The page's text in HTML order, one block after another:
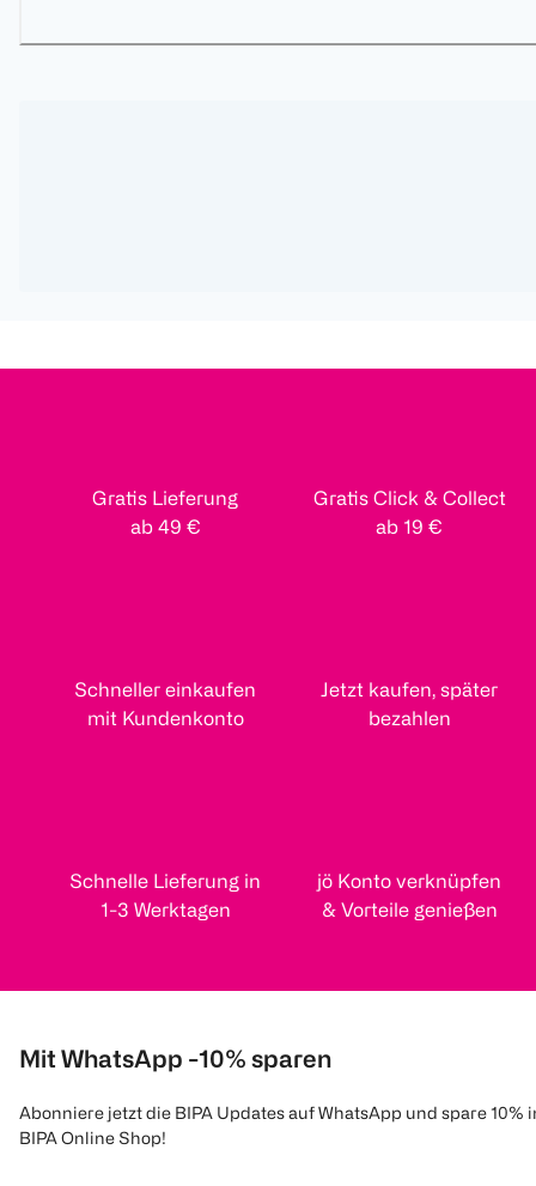
Gratis Lieferung
ab 49 €
Gratis Click & Collect
ab 19 €
Schneller einkaufen
mit Kundenkonto
Jetzt kaufen, später
bezahlen
Schnelle Lieferung in
1-3 Werktagen
jö Konto verknüpfen
& Vorteile genießen
Mit WhatsApp -10% sparen
Abonniere jetzt die BIPA Updates auf WhatsApp und spare 10%
BIPA Online Shop!